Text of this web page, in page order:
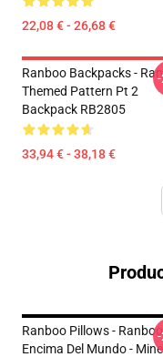
22,08 € - 26,68 €
Ranboo Backpacks -
Themed Pattern Pt 2
Backpack RB2805
33,94 € - 38,18 €
Ranboo Pillows -
Encima Del Mundo -